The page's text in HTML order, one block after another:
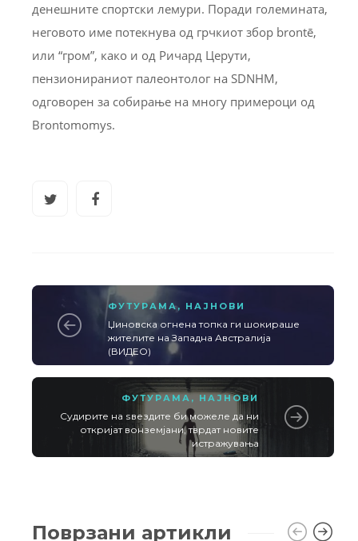
денешните спортски лемури. Поради големината,
неговото име потекнува од грчкиот збор brontē,
или “гром”, како и од Ричард Церути,
пензионираниот палеонтолог на SDNHM,
одговорен за собирање на многу примероци од
Brontomomys.
ФУТУРАМА, НАЈНОВИ
Џиновска огнена топка ги шокираше
жителите на Западна Австралија
(ВИДЕО)
ФУТУРАМА , НАЈНОВИ
Судирите на ѕвездите би можеле да ни
откријат вонземјани, тврдат новите
истражувања
Поврзани артикли